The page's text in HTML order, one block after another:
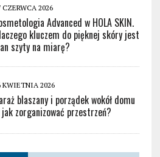
CZERWCA 2026
Advanced w HOLA SKIN.
kluczem do pięknej skóry jest
szyty na miarę?
KWIETNIA 2026
blaszany i porządek wokół domu
zorganizować przestrzeń?